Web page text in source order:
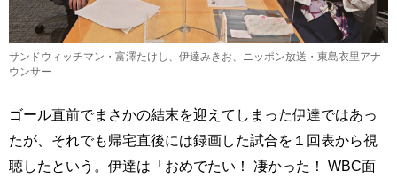
サンドウィッチマン・富澤たけし、伊達みきお、ニッポン放送・東島衣里アナ
ウンサー
ゴール直前でまさかの結末を迎えてしまった伊達ではあっ
たが、それでも帰宅直後には録画した試合を１回表から視
聴したという。伊達は「おめでたい！ 凄かった！ WBC面